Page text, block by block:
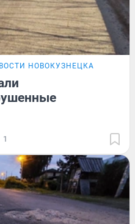
НОВОКУЗНЕЦКА
1